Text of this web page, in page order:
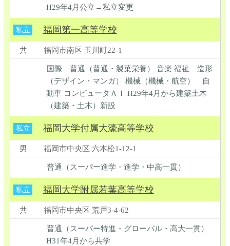
H29年4月公立→私立変更
私立 福岡第一高等学校
共 福岡市南区 玉川町22-1
国際 普通（普通・製菓栄養） 音楽 福祉 造形
（デザイン・マンガ） 機械（機械・航空） 自
動車 コンピュータＡＩ H29年4月から建築土木
（建築・土木）新設
私立 福岡大学付属大濠高等学校
男 福岡市中央区 六本松1-12-1
普通（スーパー進学・進学・中高一貫）
私立 福岡大学附属若葉高等学校
共 福岡市中央区 荒戸3-4-62
普通（スーパー特進・グローバル・高大一貫）
H31年4月から共学